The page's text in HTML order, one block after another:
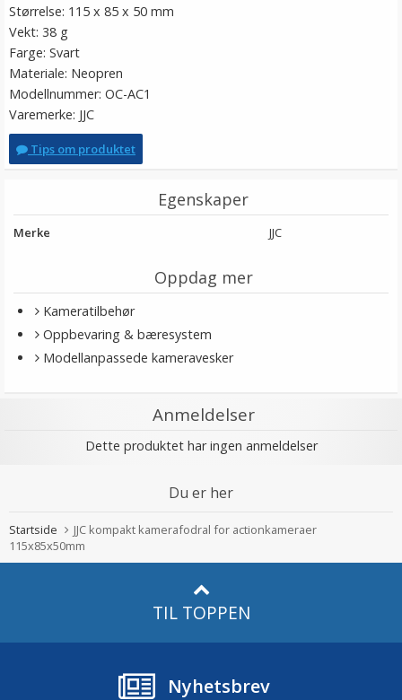
Størrelse: 115 x 85 x 50 mm
Vekt: 38 g
Farge: Svart
Materiale: Neopren
Modellnummer: OC-AC1
Varemerke: JJC
Tips om produktet
Egenskaper
Merke JJC
Oppdag mer
Kameratilbehør
Oppbevaring & bæresystem
Modellanpassede kameravesker
Anmeldelser
Dette produktet har ingen anmeldelser
Du er her
Startside
JJC kompakt kamerafodral for actionkameraer
115x85x50mm
TIL TOPPEN
Nyhetsbrev